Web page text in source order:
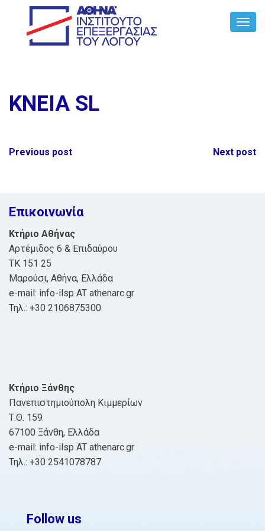
KNEIA SL
Post
Previous post Next post
Επικοινωνία
Κτήριο Αθήνας
Αρτέμιδος 6 & Επιδαύρου
ΤΚ 151 25
Μαρούσι, Αθήνα, Ελλάδα
e-mail: info-ilsp AT athenarc.gr
Τηλ.: +30 2106875300
Κτήριο Ξάνθης
Πανεπιστημιούπολη Κιμμερίων
Τ.Θ. 159
67100 Ξάνθη, Ελλάδα
e-mail: info-ilsp AT athenarc.gr
Τηλ.: +30 2541078787
Follow us